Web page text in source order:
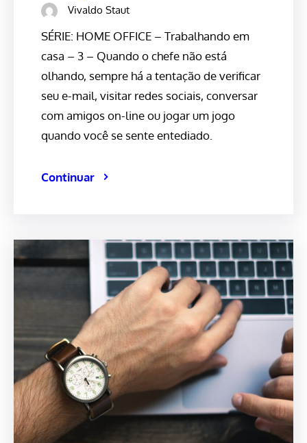
Vivaldo Staut
SÉRIE: HOME OFFICE – Trabalhando em
casa – 3 – Quando o chefe não está
olhando, sempre há a tentação de verificar
seu e-mail, visitar redes sociais, conversar
com amigos on-line ou jogar um jogo
quando você se sente entediado.
Continuar